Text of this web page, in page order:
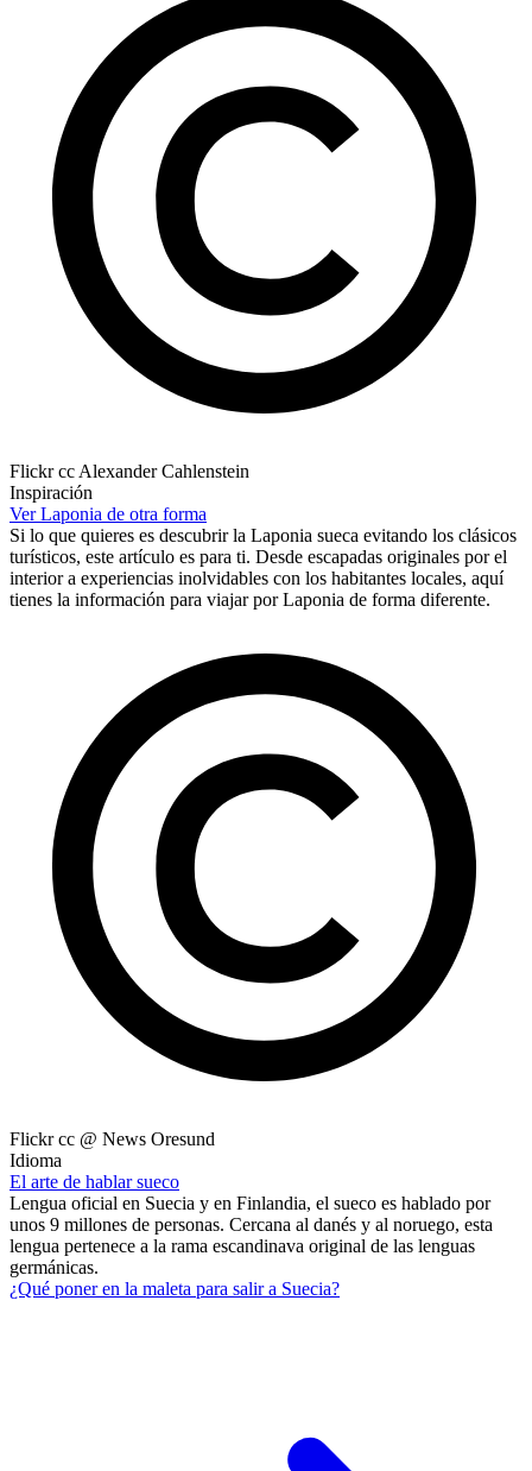
Flickr cc Alexander Cahlenstein
Inspiración
Ver Laponia de otra forma
Si lo que quieres es descubrir la Laponia sueca evitando los clásicos
turísticos, este artículo es para ti. Desde escapadas originales por el
interior a experiencias inolvidables con los habitantes locales, aquí
tienes la información para viajar por Laponia de forma diferente.
Flickr cc @ News Oresund
Idioma
El arte de hablar sueco
Lengua oficial en Suecia y en Finlandia, el sueco es hablado por
unos 9 millones de personas. Cercana al danés y al noruego, esta
lengua pertenece a la rama escandinava original de las lenguas
germánicas.
¿Qué poner en la maleta para salir a Suecia?